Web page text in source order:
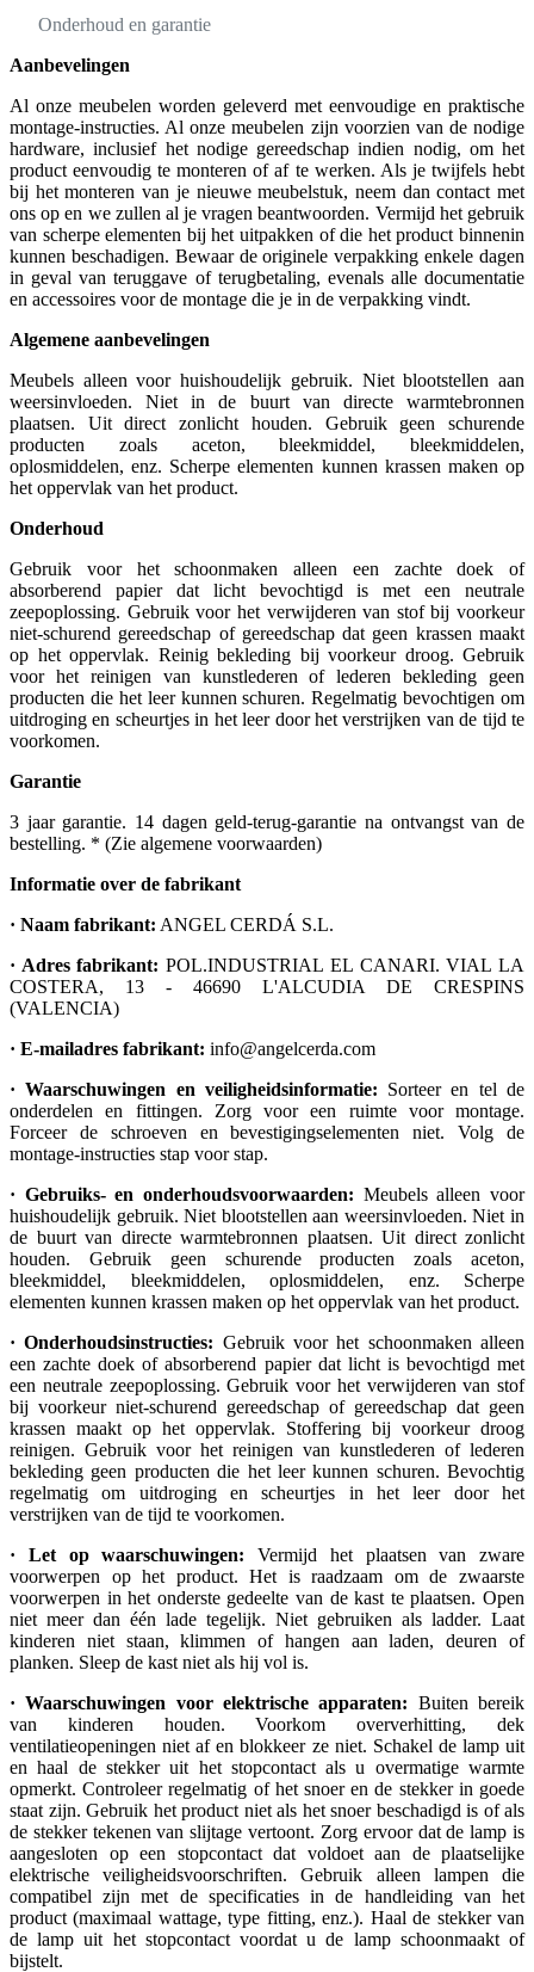
Onderhoud en garantie
Aanbevelingen
Al onze meubelen worden geleverd met eenvoudige en praktische
montage-instructies. Al onze meubelen zijn voorzien van de nodige
hardware, inclusief het nodige gereedschap indien nodig, om het
product eenvoudig te monteren of af te werken. Als je twijfels hebt
bij het monteren van je nieuwe meubelstuk, neem dan contact met
ons op en we zullen al je vragen beantwoorden. Vermijd het gebruik
van scherpe elementen bij het uitpakken of die het product binnenin
kunnen beschadigen. Bewaar de originele verpakking enkele dagen
in geval van teruggave of terugbetaling, evenals alle documentatie
en accessoires voor de montage die je in de verpakking vindt.
Algemene aanbevelingen
Meubels alleen voor huishoudelijk gebruik. Niet blootstellen aan
weersinvloeden. Niet in de buurt van directe warmtebronnen
plaatsen. Uit direct zonlicht houden. Gebruik geen schurende
producten zoals aceton, bleekmiddel, bleekmiddelen,
oplosmiddelen, enz. Scherpe elementen kunnen krassen maken op
het oppervlak van het product.
Onderhoud
Gebruik voor het schoonmaken alleen een zachte doek of
absorberend papier dat licht bevochtigd is met een neutrale
zeepoplossing. Gebruik voor het verwijderen van stof bij voorkeur
niet-schurend gereedschap of gereedschap dat geen krassen maakt
op het oppervlak. Reinig bekleding bij voorkeur droog. Gebruik
voor het reinigen van kunstlederen of lederen bekleding geen
producten die het leer kunnen schuren. Regelmatig bevochtigen om
uitdroging en scheurtjes in het leer door het verstrijken van de tijd te
voorkomen.
Garantie
3 jaar garantie. 14 dagen geld-terug-garantie na ontvangst van de
bestelling. * (Zie algemene voorwaarden)
Informatie over de fabrikant
· Naam fabrikant: ANGEL CERDÁ S.L.
· Adres fabrikant: POL.INDUSTRIAL EL CANARI. VIAL LA
COSTERA, 13 - 46690 L'ALCUDIA DE CRESPINS
(VALENCIA)
· E-mailadres fabrikant: info@angelcerda.com
· Waarschuwingen en veiligheidsinformatie: Sorteer en tel de
onderdelen en fittingen. Zorg voor een ruimte voor montage.
Forceer de schroeven en bevestigingselementen niet. Volg de
montage-instructies stap voor stap.
· Gebruiks- en onderhoudsvoorwaarden: Meubels alleen voor
huishoudelijk gebruik. Niet blootstellen aan weersinvloeden. Niet in
de buurt van directe warmtebronnen plaatsen. Uit direct zonlicht
houden. Gebruik geen schurende producten zoals aceton,
bleekmiddel, bleekmiddelen, oplosmiddelen, enz. Scherpe
elementen kunnen krassen maken op het oppervlak van het product.
· Onderhoudsinstructies: Gebruik voor het schoonmaken alleen
een zachte doek of absorberend papier dat licht is bevochtigd met
een neutrale zeepoplossing. Gebruik voor het verwijderen van stof
bij voorkeur niet-schurend gereedschap of gereedschap dat geen
krassen maakt op het oppervlak. Stoffering bij voorkeur droog
reinigen. Gebruik voor het reinigen van kunstlederen of lederen
bekleding geen producten die het leer kunnen schuren. Bevochtig
regelmatig om uitdroging en scheurtjes in het leer door het
verstrijken van de tijd te voorkomen.
· Let op waarschuwingen: Vermijd het plaatsen van zware
voorwerpen op het product. Het is raadzaam om de zwaarste
voorwerpen in het onderste gedeelte van de kast te plaatsen. Open
niet meer dan één lade tegelijk. Niet gebruiken als ladder. Laat
kinderen niet staan, klimmen of hangen aan laden, deuren of
planken. Sleep de kast niet als hij vol is.
· Waarschuwingen voor elektrische apparaten: Buiten bereik
van kinderen houden. Voorkom oververhitting, dek
ventilatieopeningen niet af en blokkeer ze niet. Schakel de lamp uit
en haal de stekker uit het stopcontact als u overmatige warmte
opmerkt. Controleer regelmatig of het snoer en de stekker in goede
staat zijn. Gebruik het product niet als het snoer beschadigd is of als
de stekker tekenen van slijtage vertoont. Zorg ervoor dat de lamp is
aangesloten op een stopcontact dat voldoet aan de plaatselijke
elektrische veiligheidsvoorschriften. Gebruik alleen lampen die
compatibel zijn met de specificaties in de handleiding van het
product (maximaal wattage, type fitting, enz.). Haal de stekker van
de lamp uit het stopcontact voordat u de lamp schoonmaakt of
bijstelt.